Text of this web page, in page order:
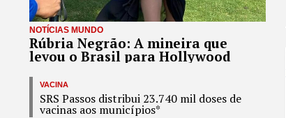
NOTÍCIAS MUNDO
Rúbria Negrão: A mineira que
levou o Brasil para Hollywood
VACINA
SRS Passos distribui 23.740 mil doses de
vacinas aos municípios*